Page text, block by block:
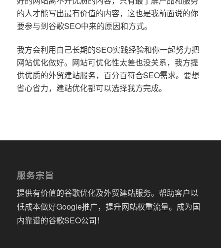
的人才能写出最有价值的内容，这也是我前面说的你
要参与到谷歌SEO中来的原因和方式。
我方会利用自己长期的SEO实践经验和你一起努力把
网站优化做好。网站可优化性太差也没关系，我方提
供优质的外贸建站服务，百分百符合SEO需求。要想
省心省力，建站优化都可以选择我方完成。
服务宗旨
提供有价值的谷歌优化及外贸建站服务。帮助客户以
低成本做好Google推广，提升网站权重流量。成为国
内靠谱的谷歌SEO公司！